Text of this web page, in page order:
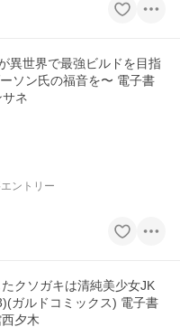
異世界で最強ビルドを目指
ソン氏の福音を〜 電子書
ネ
ントリー
クソガキは清純美少女JK
ガルドコミックス) 電子書
夕木